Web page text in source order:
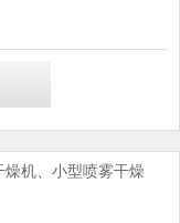
燥机、小型喷雾干燥